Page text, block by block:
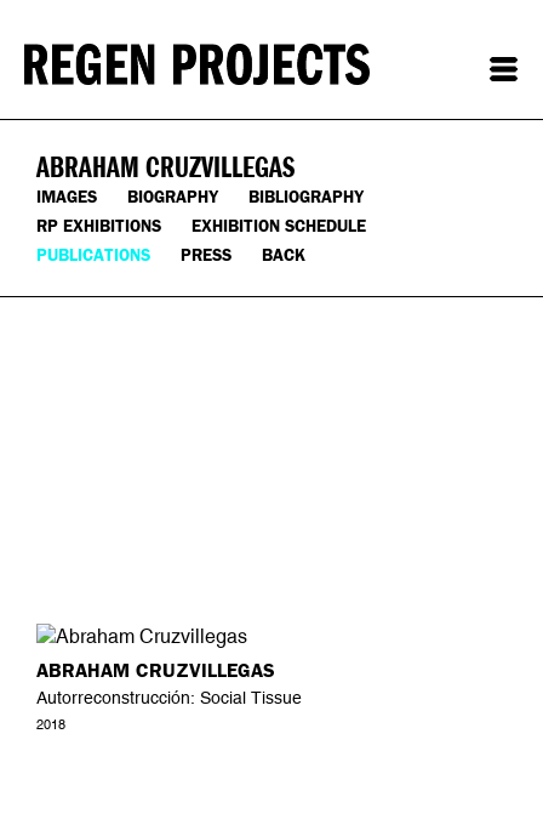
ABRAHAM CRUZVILLEGAS
IMAGES BIOGRAPHY
BIBLIOGRAPHY
RP EXHIBITIONS
EXHIBITION SCHEDULE
PUBLICATIONS
PRESS BACK
ABRAHAM CRUZVILLEGAS
Autorreconstrucción: Social Tissue
2018